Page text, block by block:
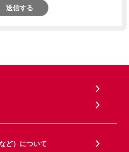
送信する
ど）について